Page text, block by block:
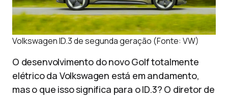
Volkswagen ID.3 de segunda geração (Fonte: VW)
O desenvolvimento do novo Golf totalmente
elétrico da Volkswagen está em andamento,
mas o que isso significa para o ID.3? O diretor de